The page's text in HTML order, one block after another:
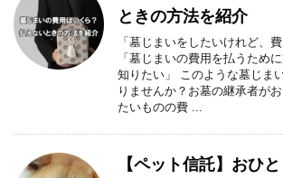
ときの方法を紹介
「墓じまいをしたいけれど、
「墓じまいの費用を払うため
知りたい」 このような墓じま
りませんか？お墓の継承者が
たいものの費 ...
【ペット信託】おひ